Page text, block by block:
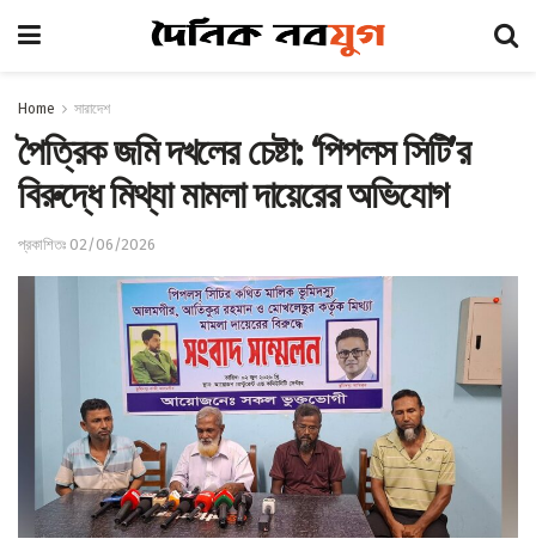
Home সারাদেশ
পৈত্রিক জমি দখলের চেষ্টা: ‘পিপলস সিটি’র
বিরুদ্ধে মিথ্যা মামলা দায়েরের অভিযোগ
প্রকাশিতঃ 02/06/2026